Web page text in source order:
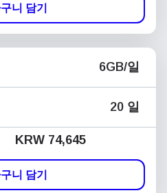
니 담기
6GB/일
20 일
KRW 74,645
니 담기